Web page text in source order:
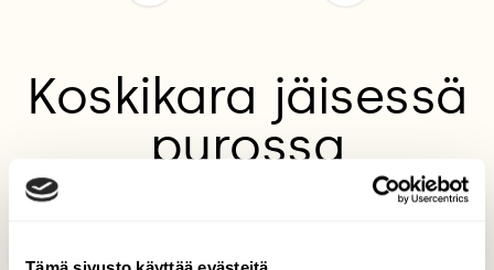
Koskikara jäisessä
purossa
Koskikarat ovat yksi talveen ja talvisiin